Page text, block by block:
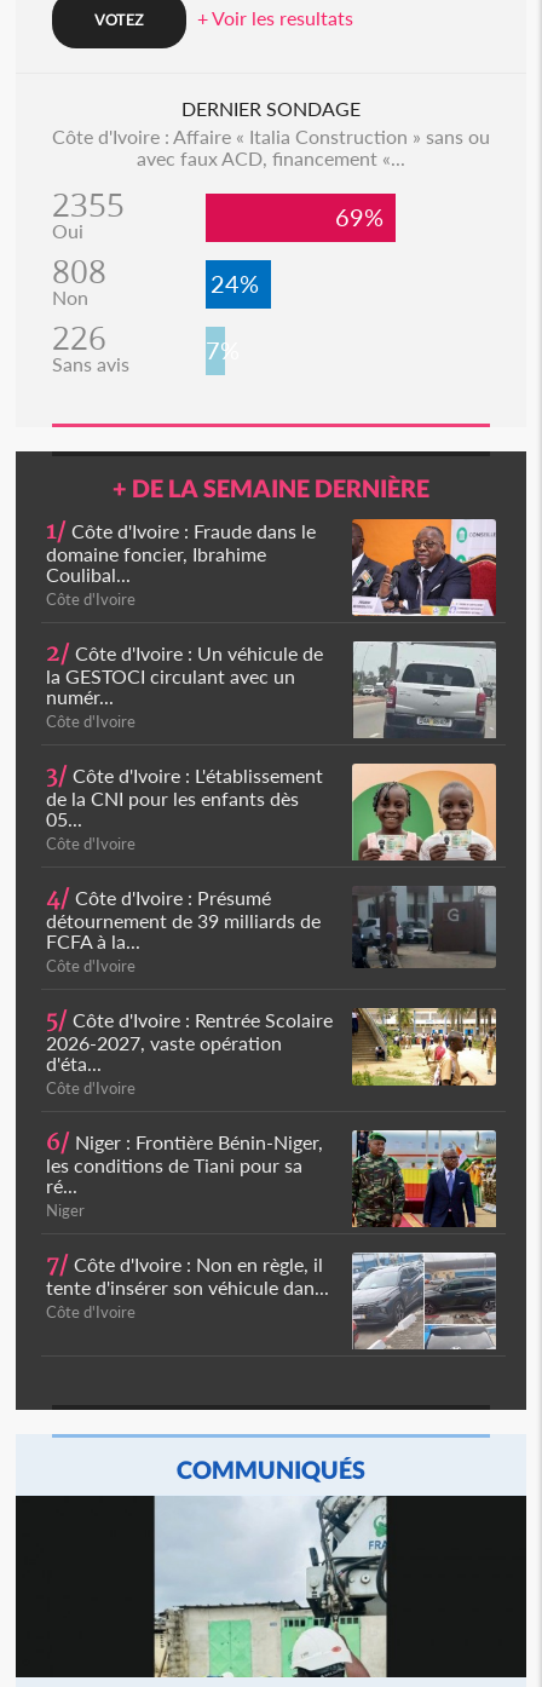
+ Voir les resultats
DERNIER SONDAGE
Côte d'Ivoire : Affaire « Italia Construction » sans ou
avec faux ACD, financement «...
2355
Oui 69%
808
Non 24%
226
Sans avis 7%
+ DE LA SEMAINE DERNIÈRE
1/ Côte d'Ivoire : Fraude dans le
domaine foncier, Ibrahime
Coulibal...
Côte d'Ivoire
2/ Côte d'Ivoire : Un véhicule de
la GESTOCI circulant avec un
numér...
Côte d'Ivoire
3/ Côte d'Ivoire : L'établissement
de la CNI pour les enfants dès
05...
Côte d'Ivoire
4/ Côte d'Ivoire : Présumé
détournement de 39 milliards de
FCFA à la...
Côte d'Ivoire
5/ Côte d'Ivoire : Rentrée Scolaire
2026-2027, vaste opération
d'éta...
Côte d'Ivoire
6/ Niger : Frontière Bénin-Niger,
les conditions de Tiani pour sa
ré...
Niger
7/ Côte d'Ivoire : Non en règle, il
tente d'insérer son véhicule dan...
Côte d'Ivoire
COMMUNIQUÉS